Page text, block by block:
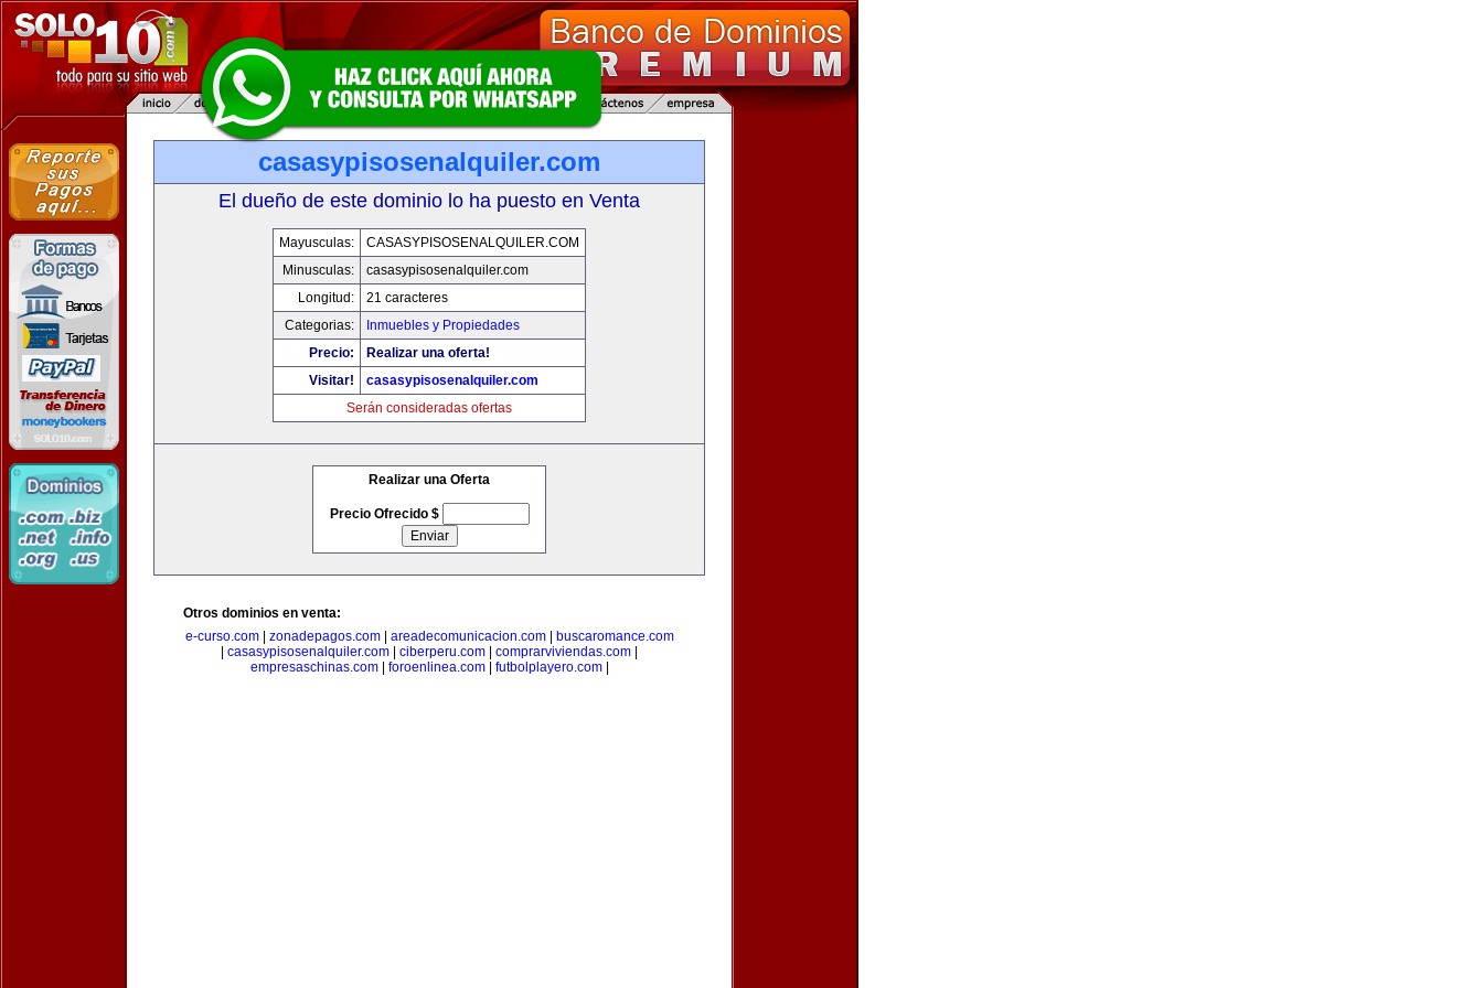
casasypisosenalquiler.com
El dueño de este dominio lo ha puesto en Venta
Mayusculas:
CASASYPISOSENALQUILER.COM
Minusculas:
casasypisosenalquiler.com
Longitud:
21 caracteres
Categorias:
Inmuebles y Propiedades
Precio:
Realizar una oferta!
Visitar!
casasypisosenalquiler.com
Serán consideradas ofertas
Realizar una Oferta
Precio Ofrecido $
Otros dominios en venta:
e-curso.com| zonadepagos.com| areadecomunicacion.com|
buscaromance.com
casasypisosenalquiler.com ciberperu.com comprarviviendas.com
empresaschinas.com| foroenlinea.com| futbolplayero.com|